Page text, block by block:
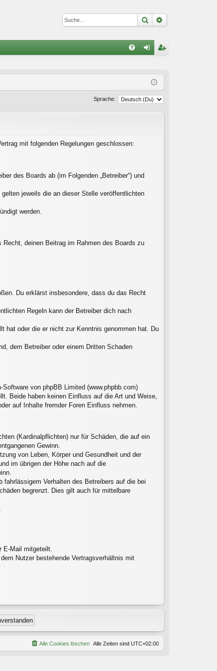
Suche
ist
Sprache:
mit folgenden Regelungen geschlossen:
des Boards ab (im Folgenden „Betreiber“) und
jeweils die an dieser Stelle veröffentlichten
werden.
deinen Beitrag im Rahmen des Boards zu
Du erklärst insbesondere, dass du das Recht
Regeln kann der Betreiber dich nach
hat oder die er nicht zur Kenntnis genommen hat. Du
dem Betreiber oder einem Dritten Schaden
Software von phpBB Limited (www.phpbb.com)
Beide haben keinen Einfluss auf die Art und Weise,
auf Inhalte fremder Foren Einfluss nehmen.
(Kardinalpflichten) nur für Schäden, die auf ein
Gewinn.
von Leben, Körper und Gesundheit und der
im übrigen der Höhe nach auf die
fahrlässigem Verhalten des Betreibers auf die bei
begrenzt. Dies gilt auch für mittelbare
E-Mail mitgeteilt.
Nutzer bestehende Vertragsverhältnis mit
Alle Zeiten sind UTC+02:00
Alle Cookies löschen